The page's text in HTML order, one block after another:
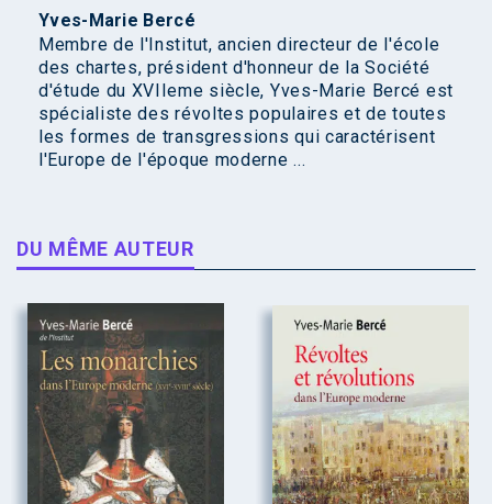
Yves-Marie Bercé
Membre de l'Institut, ancien directeur de l'école
des chartes, président d'honneur de la Société
d'étude du XVIIeme siècle, Yves-Marie Bercé est
spécialiste des révoltes populaires et de toutes
les formes de transgressions qui caractérisent
l'Europe de l'époque moderne ...
DU MÊME AUTEUR